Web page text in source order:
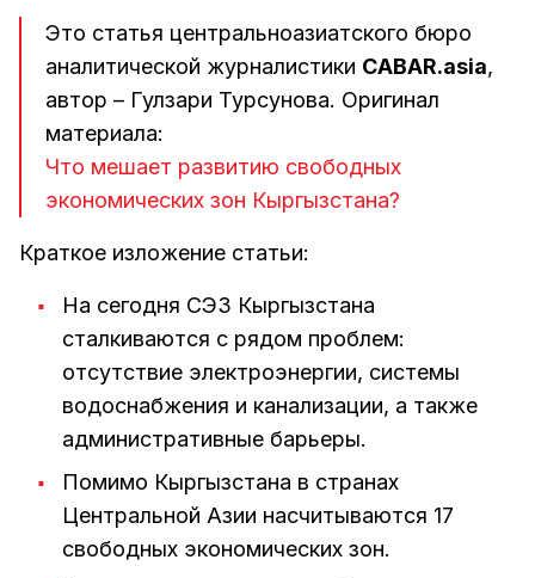
Это статья центральноазиатского бюро
аналитической журналистики CABAR.asia,
автор – Гулзари Турсунова. Оригинал
материала:
Что мешает развитию свободных
экономических зон Кыргызстана?
Краткое изложение статьи:
На сегодня СЭЗ Кыргызстана
сталкиваются с рядом проблем:
отсутствие электроэнергии, системы
водоснабжения и канализации, а также
административные барьеры.
Помимо Кыргызстана в странах
Центральной Азии насчитываются 17
свободных экономических зон.